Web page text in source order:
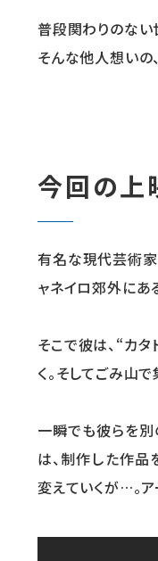
普段関わりのない
そんな他人想いの
今回の上
有名な現代芸術家
ャネイロ郊外にあ
そこで彼は、“カ
く。そしてごみ山
一瞬でも彼らを
は、制作した作
変えていくが…。